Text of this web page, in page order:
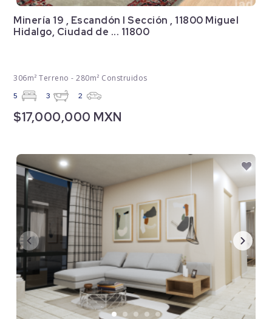
Minería 19 , Escandón I Sección , 11800 Miguel
Hidalgo, Ciudad de ... 11800
306m² Terreno - 280m² Construidos
5 3 2
$17,000,000 MXN